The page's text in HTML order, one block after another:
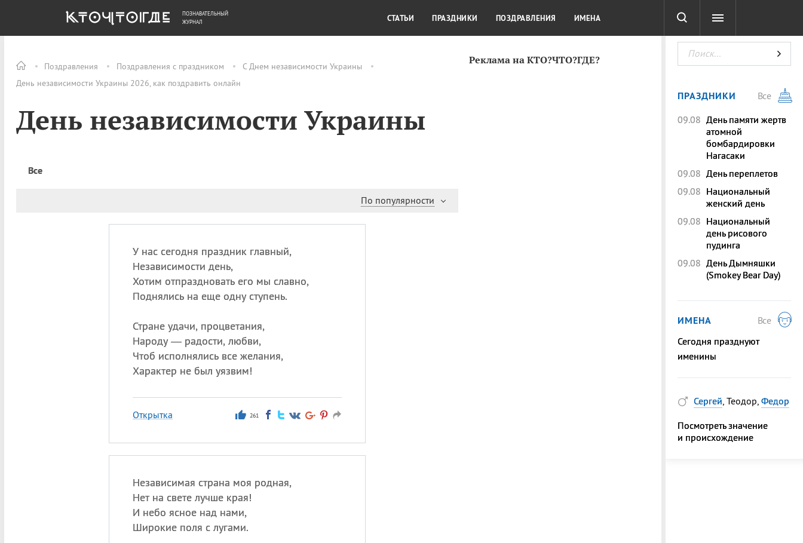
Поздравления Поздравления с праздником
С Днем независимости Украины
День независимости Украины 2026, как поздравить онлайн
День независимости Украины
Все
По популярности
У нас сегодня праздник главный,
Независимости день,
Хотим отпраздновать его мы славно,
Поднялись на еще одну ступень.
Стране удачи, процветания,
Народу — радости, любви,
Чтоб исполнялись все желания,
Характер не был уязвим!
Открытка 261
Независимая страна моя родная,
Нет на свете лучше края!
И небо ясное над нами,
Широкие поля с лугами.
Реклама на КТО?ЧТО?ГДЕ?
ОБЩЕСТВО ДЕНЬГИ КУЛЬТУРА КРАСОТА ТЕСТЫ
ПОЗНАВАТЕЛЬНЫЙ
ЖУРНАЛ
СТАТЬИ ПРАЗДНИКИ ПОЗДРАВЛЕНИЯ ИМЕНА
ПРАЗДНИКИ
Все
09.08 День памяти жертв
атомной
бомбардировки
Нагасаки
09.08 День переплетов
09.08 Национальный
женский день
09.08 Национальный
день рисового
пудинга
09.08 День Дымняшки
(Smokey Bear Day)
ИМЕНА
Все
Сегодня празднуют
именины
Сергей, Теодор, Федор
Посмотреть значение
и происхождение